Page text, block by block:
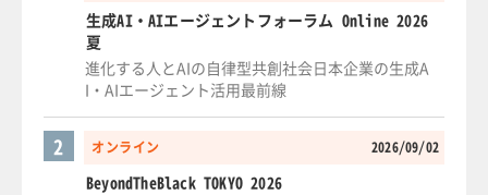
生成AI・AIエージェントフォーラム Online 2026
夏
進化する人とAIの自律型共創社会日本企業の生成A
I・AIエージェント活用最前線
オンライン 2026/09/02
2
BeyondTheBlack TOKYO 2026